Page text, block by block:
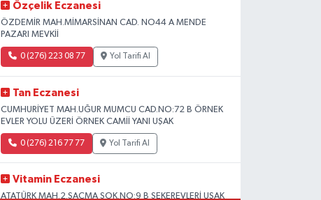
Özçelik Eczanesi
ÖZDEMİR MAH.MİMARSİNAN CAD. NO44 A MENDE
PAZARI MEVKİİ
0 (276) 223 08 77 Yol Tarifi Al
Tan Eczanesi
CUMHURİYET MAH.UĞUR MUMCU CAD.NO:72 B ÖRNEK
EVLER YOLU ÜZERİ ÖRNEK CAMİİ YANI UŞAK
0 (276) 216 77 77 Yol Tarifi Al
Vitamin Eczanesi
ATATÜRK MAH.2.SAÇMA SOK.NO:9 B ŞEKEREVLERİ UŞAK